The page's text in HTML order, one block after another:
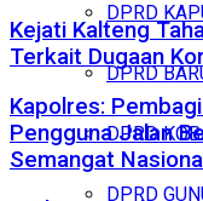
DPRD
DPRD
DPRD
DPRD
Kejati Kalteng
Terkait Dugaan
Kapolres:
Pengguna Jalan
Semangat